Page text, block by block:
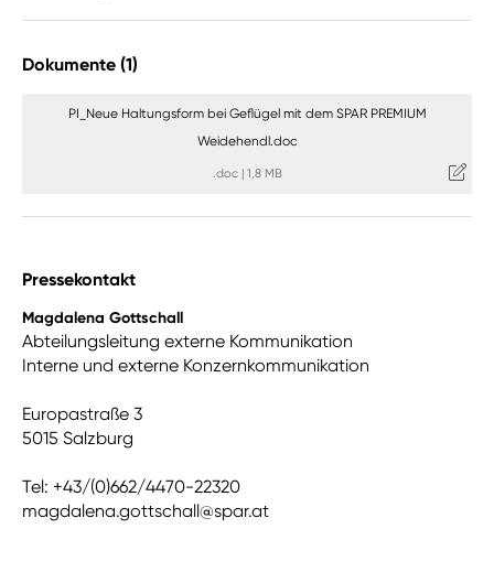
Dokumente (1)
PI_Neue Haltungsform bei Geflügel mit dem SPAR PREMIUM
Weidehendl.doc
.doc| 1,8 MB
Pressekontakt
Magdalena Gottschall
Abteilungsleitung externe Kommunikation
Interne und externe Konzernkommunikation
Europastraße 3
5015 Salzburg
Tel: +43/(0)662/4470-22320
magdalena.gottschall@spar.at